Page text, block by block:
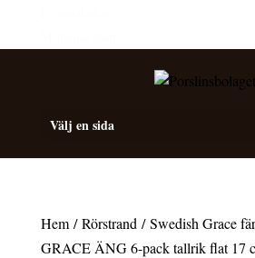
Välj en sida
Hem/Rörstrand /Swedish Grace
GRACE ÄNG 6-pack tallrik flat 17